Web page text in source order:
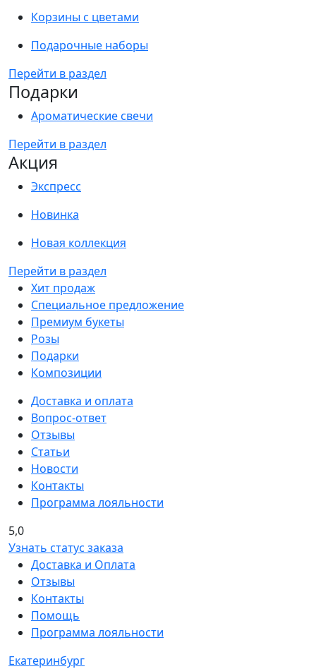
Корзины с цветами
Подарочные наборы
Перейти в раздел
Подарки
Ароматические свечи
Перейти в раздел
Акция
Экспресс
Новинка
Новая коллекция
Перейти в раздел
Хит продаж
Специальное предложение
Премиум букеты
Розы
Подарки
Композиции
Доставка и оплата
Вопрос-ответ
Отзывы
Статьи
Новости
Контакты
Программа лояльности
5,0
Узнать статус заказа
Доставка и Оплата
Отзывы
Контакты
Помощь
Программа лояльности
Екатеринбург